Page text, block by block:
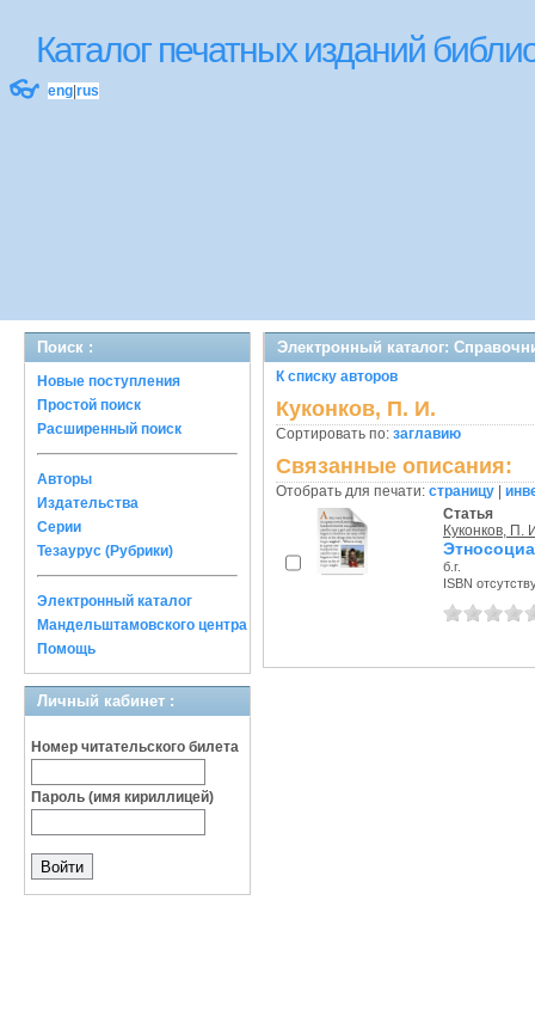
Каталог печатных изданий
👓 eng rus
Поиск :
Новые поступления
Простой поиск
Расширенный поиск
Авторы
Издательства
Серии
Тезаурус (Рубрики)
Электронный каталог
Мандельштамовского центра
Помощь
Личный кабинет :
Номер читательского билета
Пароль (имя кириллицей)
Электронный каталог:
К списку авторов
Куконков, П. И.
Сортировать по: заглавию
Связанные описания:
Отобрать для печати: страницу
Статья
Куконков, П.
б.г.
ISBN